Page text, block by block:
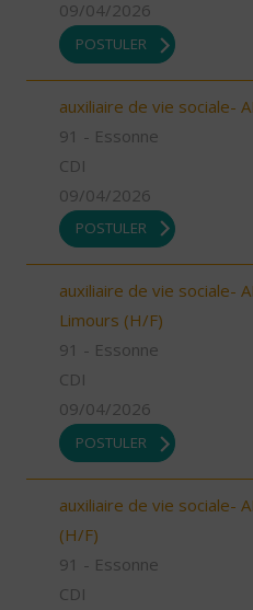
09/04/2026
POSTULER
auxiliaire de vie sociale-
91 - Essonne
CDI
09/04/2026
POSTULER
auxiliaire de vie sociale-
Limours (H/F)
91 - Essonne
CDI
09/04/2026
POSTULER
auxiliaire de vie sociale-
(H/F)
91 - Essonne
CDI